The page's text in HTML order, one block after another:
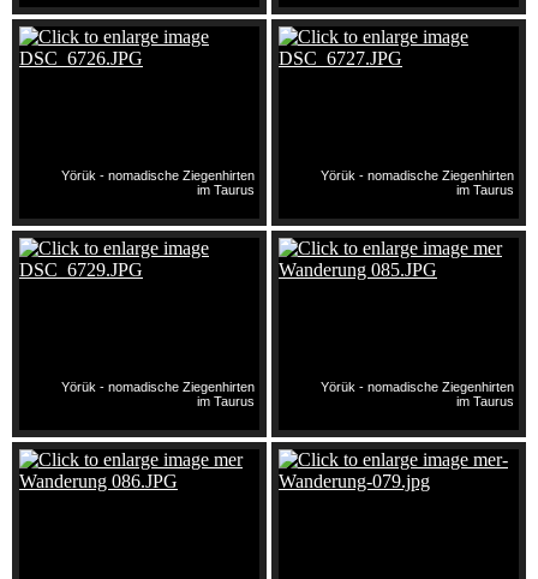
Yörük - nomadische Ziegenhirten
im Taurus
Yörük - nomadische Ziegenhirten
im Taurus
Yörük - nomadische Ziegenhirten
im Taurus
Yörük - nomadische Ziegenhirten
im Taurus